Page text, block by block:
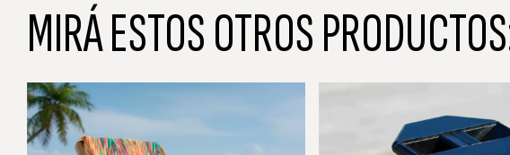
MIRÁ ESTOS OTROS